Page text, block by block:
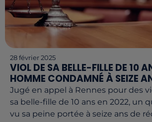
28 février 2025
VIOL DE SA BELLE-FILLE DE 10
HOMME CONDAMNÉ À SEIZE
Jugé en appel à Rennes pour des
sa belle-fille de 10 ans en 2022, un
vu sa peine portée à seize ans de